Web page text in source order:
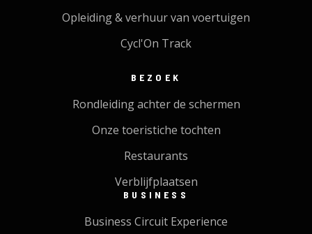
Opleiding & verhuur van voertuigen
Cycl'On Track
BEZOEK
Rondleiding achter de schermen
Onze toeristiche tochten
Restaurants
Verblijfplaatsen
BUSINESS
Business Circuit Experience